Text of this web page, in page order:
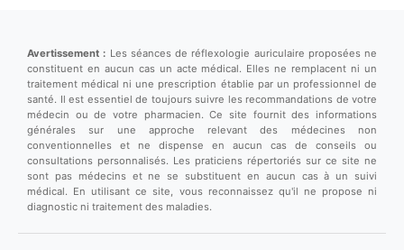
Avertissement : Les séances de réflexologie auriculaire proposées ne
constituent en aucun cas un acte médical. Elles ne remplacent ni un
traitement médical ni une prescription établie par un professionnel de
santé. Il est essentiel de toujours suivre les recommandations de votre
médecin ou de votre pharmacien. Ce site fournit des informations
générales sur une approche relevant des médecines non
conventionnelles et ne dispense en aucun cas de conseils ou
consultations personnalisés. Les praticiens répertoriés sur ce site ne
sont pas médecins et ne se substituent en aucun cas à un suivi
médical. En utilisant ce site, vous reconnaissez qu'il ne propose ni
diagnostic ni traitement des maladies.